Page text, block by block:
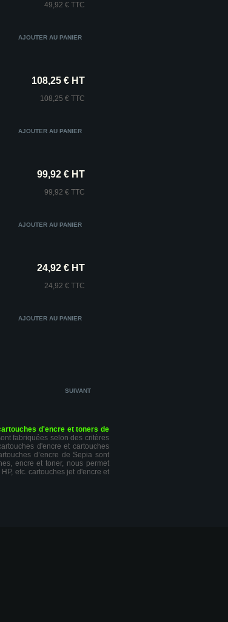
49,92 € TTC
108,25 € HT
108,25 € TTC
99,92 € HT
99,92 € TTC
24,92 € HT
24,92 € TTC
SUIVANT
d'encre et toners de
fabriquées selon des critères
d'encre et cartouches
d’encre de Sepia sont
encre et toner, nous permet
etc. cartouches jet d'encre et